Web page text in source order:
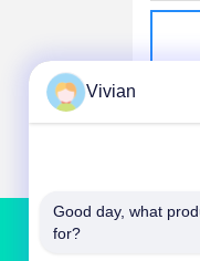
Vivian
Good day, what
for?